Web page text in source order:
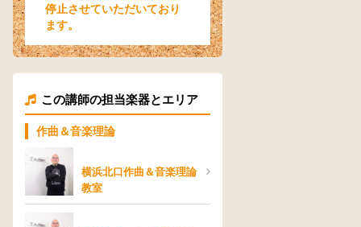
停止させていただいており
ます。
この講師の担当楽器とエリア
作曲＆音楽理論
横浜北口作曲＆音楽理論
教室